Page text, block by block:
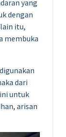
yang
dengan
itu,
membuka
dari
untuk
arisan